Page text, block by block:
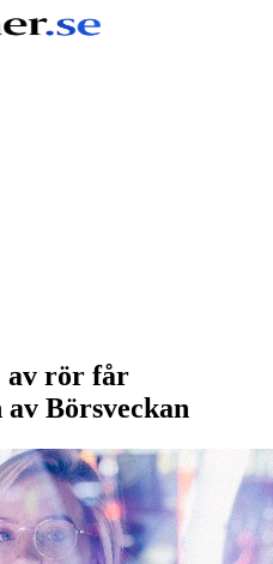
av rör får
Börsveckan